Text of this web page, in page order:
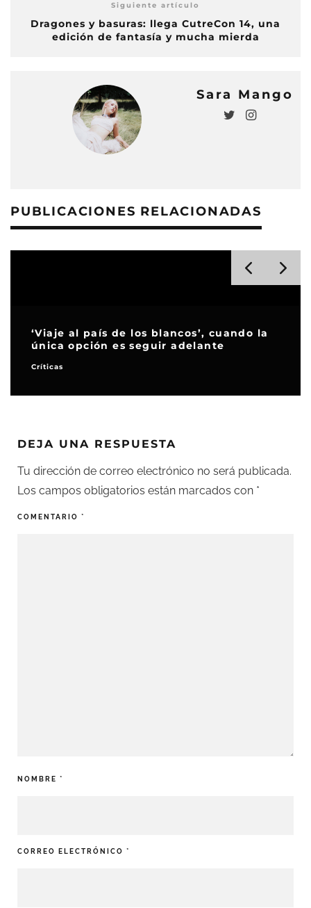
Siguiente artículo
Dragones y basuras: llega CutreCon 14, una
edición de fantasía y mucha mierda
Sara Mango
PUBLICACIONES RELACIONADAS
‘Viaje al país de los blancos’, cuando la
única opción es seguir adelante
Críticas
DEJA UNA RESPUESTA
Tu dirección de correo electrónico no será publicada.
Los campos obligatorios están marcados con *
COMENTARIO *
NOMBRE *
CORREO ELECTRÓNICO *